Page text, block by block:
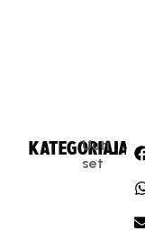
KATEGORIA:
Uuti
set
JAA: